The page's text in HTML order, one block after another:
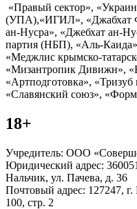
«Правый сектор»,
(УПА),«ИГИЛ», «Джабхат
ан-Нусра», «Джебхат ан-
партия (НБП), «Аль-
«Меджлис крымско-
«Мизантропик Дивижн»,
«Артподготовка»,
«Славянский союз»,
18+
Учредитель: ООО
Юридический адрес:
Нальчик, ул. Пачева, д. 36
Почтовый адрес: 127247,
100, стр. 2